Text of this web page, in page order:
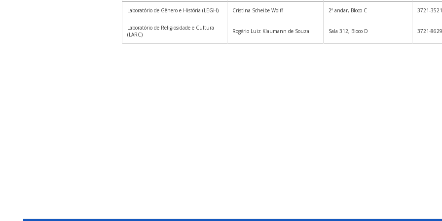
Laboratório de Gênero e História (LEGH) Cristina Scheibe Wolff 2º andar, Bloco C 3721-3521
Laboratório de Religiosidade e Cultura
(LARC)
Rogério Luiz Klaumann de Souza Sala 312, Bloco D 3721-8629